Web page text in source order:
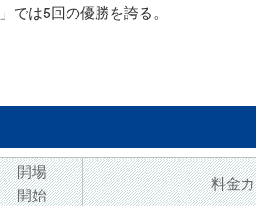
は5回の優勝を誇る。
開場
開始
料金